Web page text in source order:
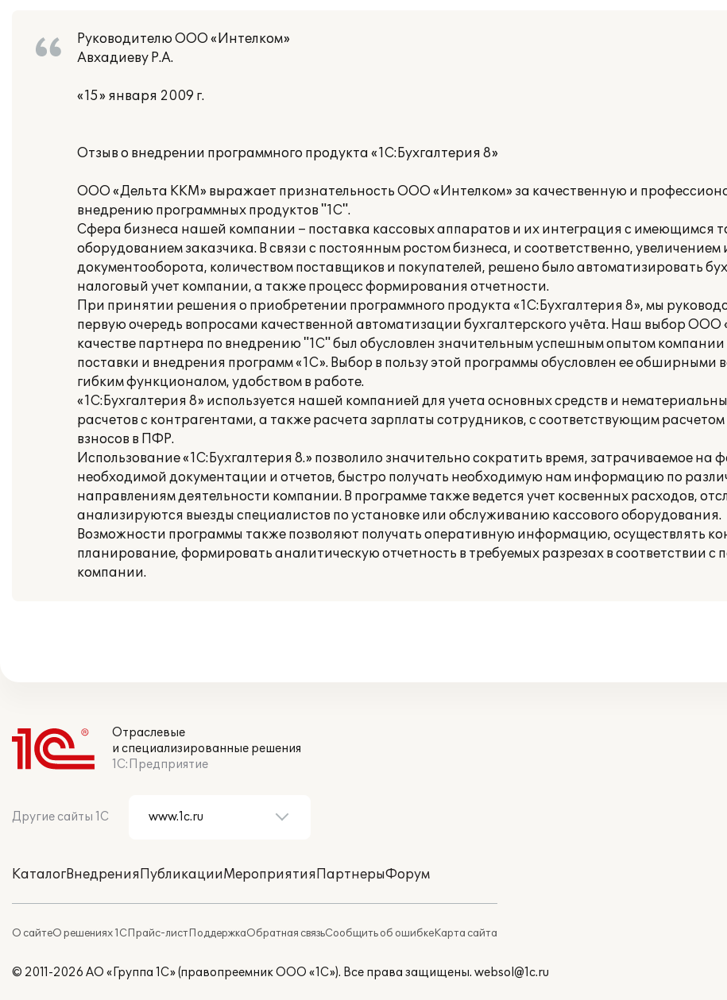
Руководителю ООО «Интелком»
Авхадиеву Р.А.
«15» января 2009 г.
Отзыв о внедрении программного продукта «1С:Бухгалтерия 8»
ООО «Дельта ККМ» выражает признательность ООО «Интелком» за качественную и
внедрению программных продуктов "1С".
Сфера бизнеса нашей компании – поставка кассовых аппаратов и их интеграция с имеющимся
оборудованием заказчика. В связи с постоянным ростом бизнеса, и соответственно,
документооборота, количеством поставщиков и покупателей, решено было автоматизировать
налоговый учет компании, а также процесс формирования отчетности.
При принятии решения о приобретении программного продукта «1С:Бухгалтерия 8», мы
первую очередь вопросами качественной автоматизации бухгалтерского учёта. Наш выбор ООО
качестве партнера по внедрению "1С" был обусловлен значительным успешным опытом компании
поставки и внедрения программ «1С». Выбор в пользу этой программы обусловлен ее обширными
гибким функционалом, удобством в работе.
«1С:Бухгалтерия 8» используется нашей компанией для учета основных средств и
расчетов с контрагентами, а также расчета зарплаты сотрудников, с соответствующим
взносов в ПФР.
Использование «1С:Бухгалтерия 8.» позволило значительно сократить время, затрачиваемое на
необходимой документации и отчетов, быстро получать необходимую нам информацию по
направлениям деятельности компании. В программе также ведется учет косвенных расходов,
анализируются выезды специалистов по установке или обслуживанию кассового оборудования.
Возможности программы также позволяют получать оперативную информацию, осуществлять
планирование, формировать аналитическую отчетность в требуемых разрезах в соответствии с
компании.
Отраслевые
и специализированные решения
1С:Предприятие
Другие сайты 1С
КаталогВнедренияПубликацииМероприятияПартнерыФорум
О сайтеО решениях 1СПрайс-листПоддержкаОбратная связьСообщить об ошибкеКарта сайта
© 2011-2026 АО «Группа 1С» (правопреемник ООО «1С»). Все права защищены. websol@1c.ru